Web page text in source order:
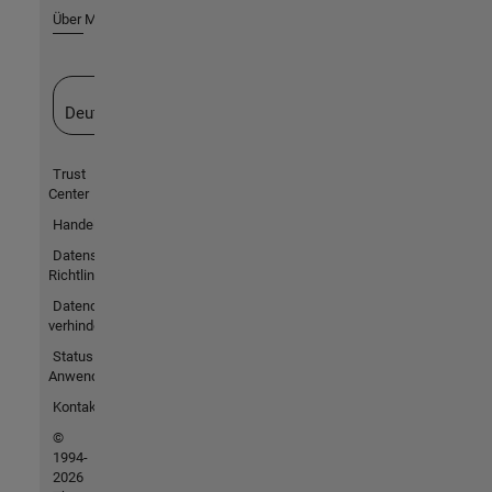
Über MathWorks
Deutschland
Trust
Center
Handelsmarken
Datenschutz-
Richtlinien
Datendiebstahl
verhindern
Status von
Anwendungen
Kontakt
©
1994-
2026